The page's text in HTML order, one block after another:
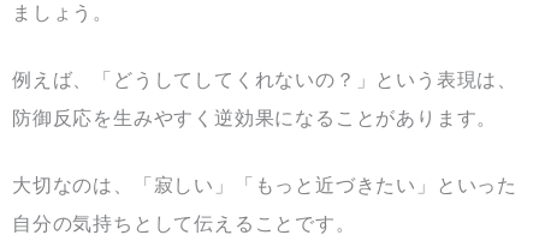
ましょう。
例えば、「どうしてしてくれないの？」という表現は、
防御反応を生みやすく逆効果になることがあります。
大切なのは、「寂しい」「もっと近づきたい」といった
自分の気持ちとして伝えることです。